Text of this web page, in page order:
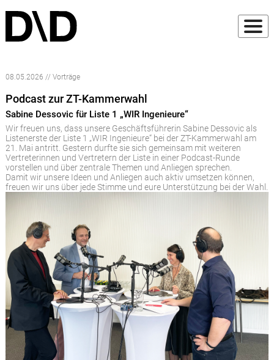
08.05.2026 // Vorträge
Podcast zur ZT-Kammerwahl
Sabine Dessovic für Liste 1 „WIR Ingenieure“
Wir freuen uns, dass unsere Geschäftsführerin Sabine Dessovic als
Listenerste der Liste 1 „WIR Ingenieure“ bei der ZT-Kammerwahl am
21. Mai antritt. Gestern durfte sie sich gemeinsam mit weiteren
Vertreterinnen und Vertretern der Liste in einer Podcast-Runde
vorstellen und über zentrale Themen und Anliegen sprechen.
Damit wir unsere Ideen und Anliegen auch aktiv umsetzen können,
freuen wir uns über jede Stimme und eure Unterstützung bei der Wahl.